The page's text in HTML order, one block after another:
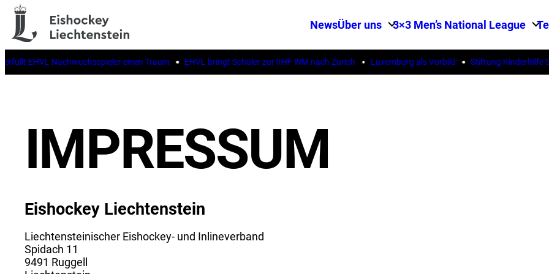
NewsÜber uns 3×3 Men’s National League
EHVL Nachwuchsspieler einen Traum EHVL bringt Schüler zur IIHF WM nach Zürich Luxemburg als Vorbild Stiftung Kinderhilfe
IMPRESSUM
Eishockey Liechtenstein
Liechtensteinischer Eishockey- und Inlineverband
Spidach 11
9491 Ruggell